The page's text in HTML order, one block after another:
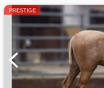
PRESTIGE